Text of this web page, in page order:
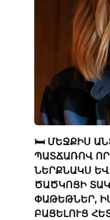
🛏️ ՄԵՋՔԻՍ
ՊԱՏՃԱՌՈՎ
ՆԵՐՔՆԱԿՍ
ԾԱԾԿՈՑԻ
ՓԱԹԵԹՆԵՐ,
ԲԱՑԵԼՈՒՑ